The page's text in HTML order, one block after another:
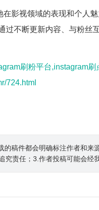
影视领域的表现和个人
过不断更新内容、与粉丝
刷粉平台,instagram
724.html
的稿件都会明确标注作者和
究责任；3.作者投稿可能会经